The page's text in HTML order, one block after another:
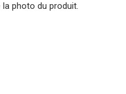
photo du produit.